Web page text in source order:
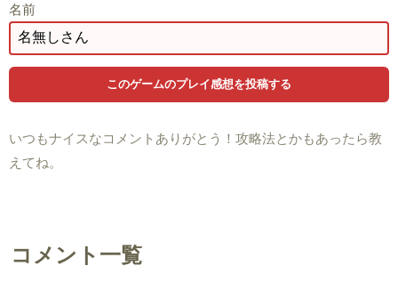
名前
いつもナイスなコメントありがとう！攻略法とかもあったら教
えてね。
コメント一覧